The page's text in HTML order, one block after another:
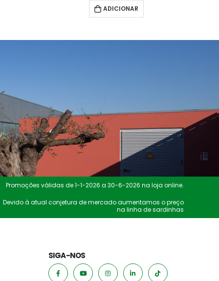
ADICIONAR
Promoções válidas de 1-1-2026 a 30-6-2026 na loja online.
Devido à atual conjetura de mercado aumentamos o preço
na linha de sardinhas
SIGA-NOS